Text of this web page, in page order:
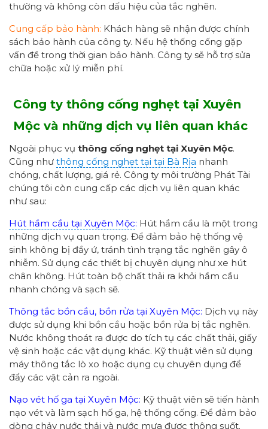
thường và không còn dấu hiệu của tắc nghẽn.
Cung cấp bảo hành: Khách hàng sẽ nhận được chính
sách bảo hành của công ty. Nếu hệ thống cống gặp
vấn đề trong thời gian bảo hành. Công ty sẽ hỗ trợ sửa
chữa hoặc xử lý miễn phí.
Công ty thông cống nghẹt tại Xuyên
Mộc và những dịch vụ liên quan khác
Ngoài phục vụ thông cống nghẹt tại Xuyên Mộc.
Cũng như thông cống nghẹt tại tại Bà Rịa nhanh
chóng, chất lượng, giá rẻ. Công ty môi trường Phát Tài
chúng tôi còn cung cấp các dịch vụ liên quan khác
như sau:
Hút hầm cầu tại Xuyên Mộc: Hút hầm cầu là một trong
những dịch vụ quan trọng. Để đảm bảo hệ thống vệ
sinh không bị đầy ứ, tránh tình trạng tắc nghẽn gây ô
nhiễm. Sử dụng các thiết bị chuyên dụng như xe hút
chân không. Hút toàn bộ chất thải ra khỏi hầm cầu
nhanh chóng và sạch sẽ.
Thông tắc bồn cầu, bồn rửa tại Xuyên Mộc: Dịch vụ này
được sử dụng khi bồn cầu hoặc bồn rửa bị tắc nghẽn.
Nước không thoát ra được do tích tụ các chất thải, giấy
vệ sinh hoặc các vật dụng khác. Kỹ thuật viên sử dụng
máy thông tắc lò xo hoặc dụng cụ chuyên dụng để
đẩy các vật cản ra ngoài.
Nạo vét hố ga tại Xuyên Mộc: Kỹ thuật viên sẽ tiến hành
nạo vét và làm sạch hố ga, hệ thống cống. Để đảm bảo
dòng chảy nước thải và nước mưa được thông suốt.